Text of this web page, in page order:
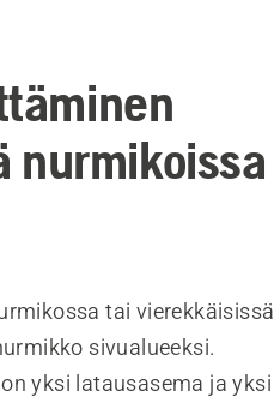
nurmikoissa
tai vierekkäisissä
sivualueeksi.
yksi latausasema ja yksi